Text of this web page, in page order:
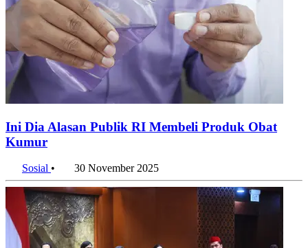
Ini Dia Alasan Publik RI Membeli Produk Obat
Kumur
Sosial • 30 November 2025